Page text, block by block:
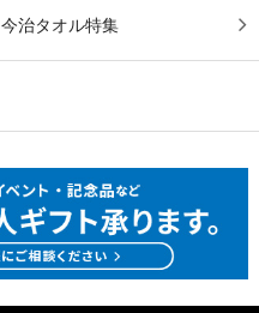
今治タオル特集